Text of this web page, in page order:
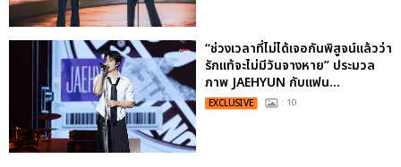
“ช่วงเวลาที่ไม่ได้เจอกันพิสูจน์แล้วว่า
รักแท้จะไม่มีวันจางหาย” ประมวล
ภาพ JAEHYUN กับแฟน...
EXCLUSIVE : 10